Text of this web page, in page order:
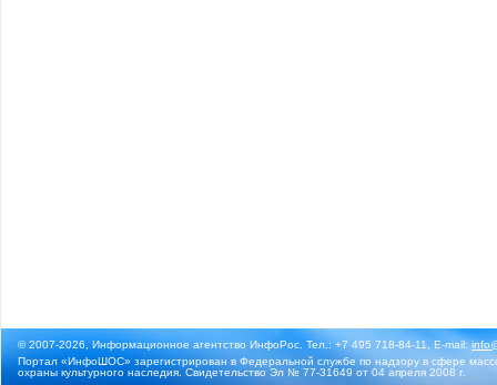
© 2007-2026, Информационное агентство ИнфоРос. Тел.: +7 495 718-84-11, E-mail:
Портал «ИнфоШОС» зарегистрирован в Федеральной службе по надзору в сфере
охраны культурного наследия. Свидетельство Эл № 77-31649 от 04 апреля 2008 г.